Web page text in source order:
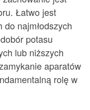
Łatwo jest
najmłodszych
potasu
lub niższych
aparatów
rolę w